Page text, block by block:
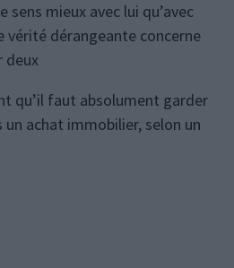
sens mieux avec lui qu’avec
vérité dérangeante concerne
deux
qu’il faut absolument garder
achat immobilier, selon un